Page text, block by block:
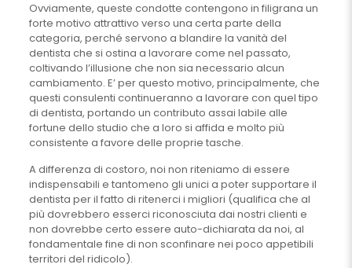
Ovviamente, queste condotte contengono in filigrana un
forte motivo attrattivo verso una certa parte della
categoria, perché servono a blandire la vanità del
dentista che si ostina a lavorare come nel passato,
coltivando l’illusione che non sia necessario alcun
cambiamento. E’ per questo motivo, principalmente, che
questi consulenti continueranno a lavorare con quel tipo
di dentista, portando un contributo assai labile alle
fortune dello studio che a loro si affida e molto più
consistente a favore delle proprie tasche.
A differenza di costoro, noi non riteniamo di essere
indispensabili e tantomeno gli unici a poter supportare il
dentista per il fatto di ritenerci i migliori (qualifica che al
più dovrebbero esserci riconosciuta dai nostri clienti e
non dovrebbe certo essere auto-dichiarata da noi, al
fondamentale fine di non sconfinare nei poco appetibili
territori del ridicolo).